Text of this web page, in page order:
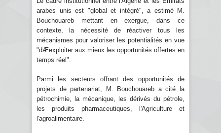
arabes unis est "global et intégré", a estimé M.
Bouchouareb mettant en exergue, dans ce
contexte, la nécessité de réactiver tous les
mécanismes pour valoriser les potentialités en vue
"dÆexploiter aux mieux les opportunités offertes en
temps réel".
Parmi les secteurs offrant des opportunités de
projets de partenariat, M. Bouchouareb a cité la
pétrochimie, la mécanique, les dérivés du pétrole,
les produits pharmaceutiques, l'Agriculture et
l'agroalimentaire.